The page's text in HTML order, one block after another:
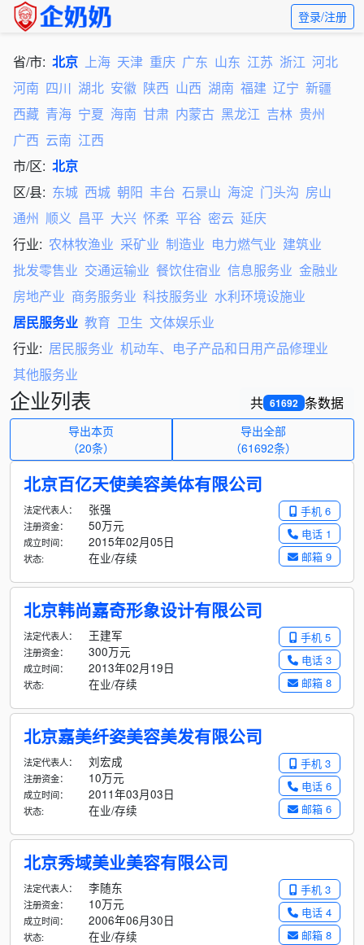
登录/注册
省/市: 北京 上海 天津 重庆 广东 山东 江苏 浙江 河北
河南 四川 湖北 安徽 陕西 山西 湖南 福建 辽宁 新疆
西藏 青海 宁夏 海南 甘肃 内蒙古 黑龙江 吉林 贵州
广西 云南 江西
市/区: 北京
区/县: 东城 西城 朝阳 丰台 石景山 海淀 门头沟 房山
通州 顺义 昌平 大兴 怀柔 平谷 密云 延庆
行业: 农林牧渔业 采矿业 制造业 电力燃气业 建筑业
批发零售业 交通运输业 餐饮住宿业 信息服务业 金融业
房地产业 商务服务业 科技服务业 水利环境设施业
居民服务业 教育 卫生 文体娱乐业
行业: 居民服务业 机动车、电子产品和日用产品修理业
其他服务业
共 61692 条数据
企业列表
导出本页
（20条）
导出全部
（61692条）
北京百亿天使美容美体有限公司
手机 6
电话 1
邮箱 9
法定代表人： 张强
注册资金： 50万元
成立时间： 2015年02月05日
状态: 在业/存续
北京韩尚嘉奇形象设计有限公司
手机 5
电话 3
邮箱 8
法定代表人： 王建军
注册资金： 300万元
成立时间： 2013年02月19日
状态: 在业/存续
北京嘉美纤姿美容美发有限公司
手机 3
电话 6
邮箱 6
法定代表人： 刘宏成
注册资金： 10万元
成立时间： 2011年03月03日
状态: 在业/存续
北京秀域美业美容有限公司
手机 3
电话 4
邮箱 8
法定代表人： 李随东
注册资金： 10万元
成立时间： 2006年06月30日
状态: 在业/存续